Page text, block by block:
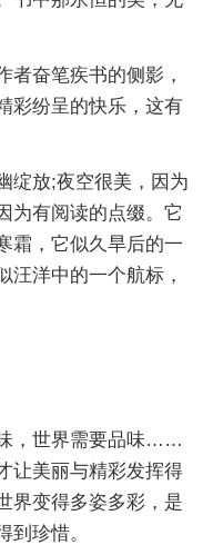
者奋笔疾书的侧影，
彩纷呈的快乐，这有
绽放;夜空很美，因为
为有阅读的点缀。它
霜，它似久旱后的一
汪洋中的一个航标，
，世界需要品味……
让美丽与精彩发挥得
界变得多姿多彩，是
到珍惜。